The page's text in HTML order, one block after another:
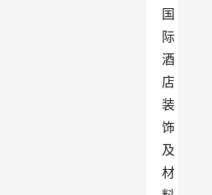
国
际
酒
店
装
饰
及
材